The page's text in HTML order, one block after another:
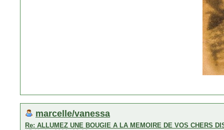
marcelle/vanessa
Re: ALLUMEZ UNE BOUGIE A LA MEMOIRE DE VOS CHERS